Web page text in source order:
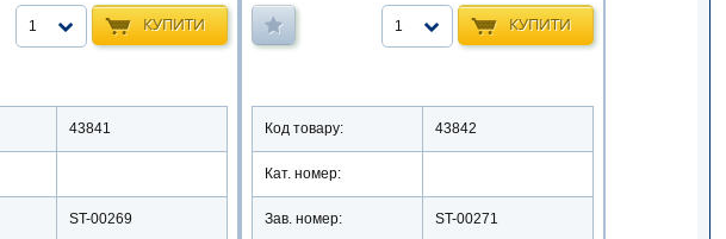
КУПИТИ
1
43841
ST-00269
КУПИТИ
1
Код товару: 43842
Кат. номер:
Зав. номер: ST-00271